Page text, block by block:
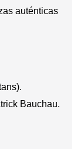
auténticas
Bauchau.